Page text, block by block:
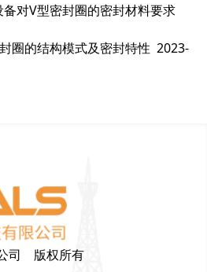
对V型密封圈的密封材料要求
圈的结构模式及密封特性 2023-
司 版权所有